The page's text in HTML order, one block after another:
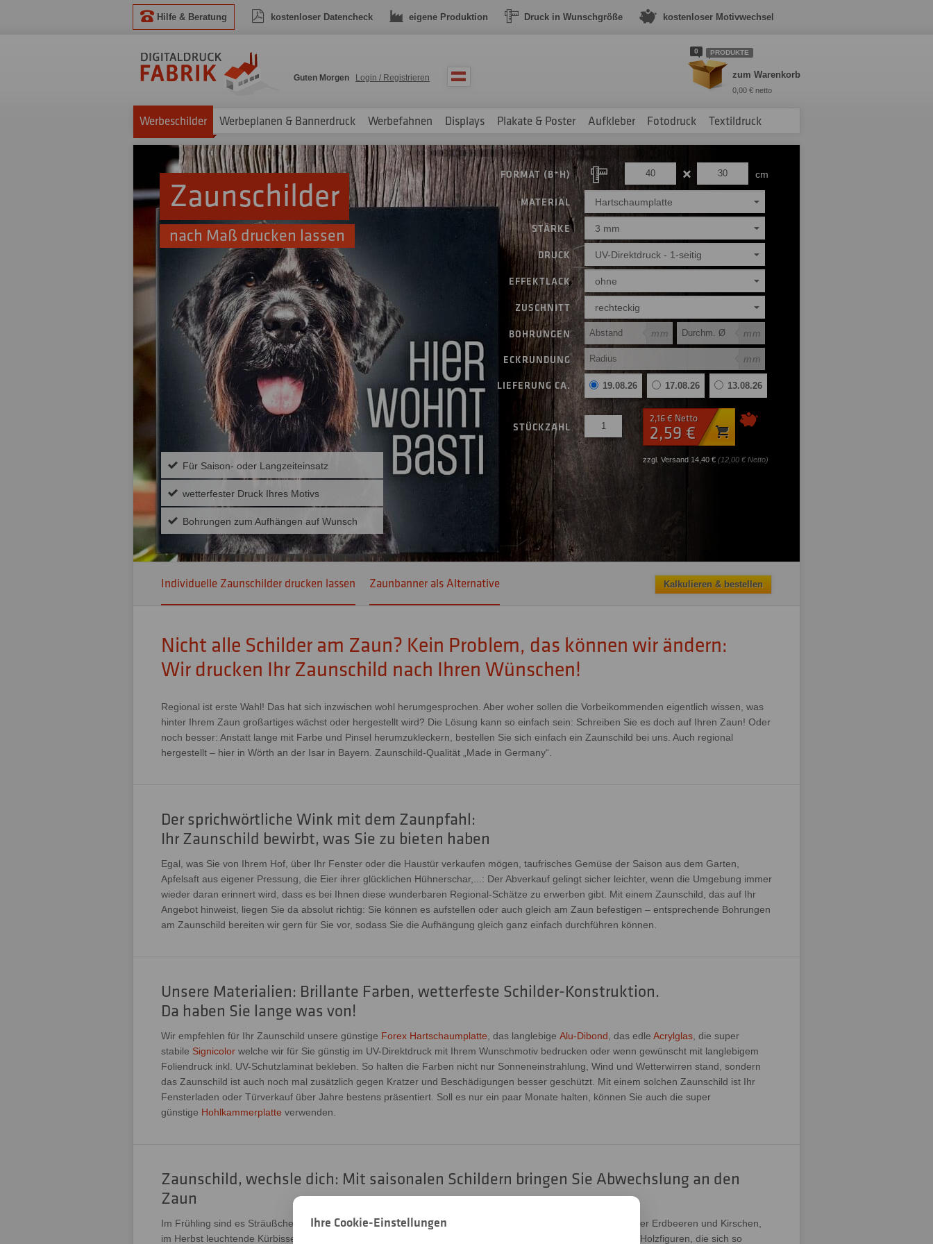
Hilfe & Beratung kostenloser Datencheck eigene Produktion Druck in Wunschgröße kostenloser Motivwechsel
0 PRODUKTE
zum Warenkorb
0,00 € netto
Guten Morgen Login / Registrieren
Werbeschilder Werbeplanen & Bannerdruck Werbefahnen Displays Plakate & Poster Aufkleber Fotodruck Textildruck
Zaunschilder
nach Maß drucken lassen
Für Saison- oder Langzeiteinsatz
wetterfester Druck Ihres Motivs
Bohrungen zum Aufhängen auf Wunsch
FORMAT (B*H) cm
MATERIAL Hartschaumplatte
STÄRKE 3 mm
DRUCK UV-Direktdruck - 1-seitig
EFFEKTLACK ohne
ZUSCHNITT rechteckig
BOHRUNGEN mm mm
ECKRUNDUNG mm
LIEFERUNG CA. 19.08.26 17.08.26 13.08.26
STÜCKZAHL
2,16 € Netto
2,59 €
zzgl. Versand 14,40 € (12,00 € Netto)
Kalkulieren & bestellen
Individuelle Zaunschilder drucken lassen Zaunbanner als Alternative
Nicht alle Schilder am Zaun? Kein Problem, das können wir ändern:
Wir drucken Ihr Zaunschild nach Ihren Wünschen!
Regional ist erste Wahl! Das hat sich inzwischen wohl herumgesprochen. Aber woher sollen die Vorbeikommenden eigentlich wissen, was
hinter Ihrem Zaun großartiges wächst oder hergestellt wird? Die Lösung kann so einfach sein: Schreiben Sie es doch auf Ihren Zaun! Oder
noch besser: Anstatt lange mit Farbe und Pinsel herumzukleckern, bestellen Sie sich einfach ein Zaunschild bei uns. Auch regional
hergestellt – hier in Wörth an der Isar in Bayern. Zaunschild-Qualität „Made in Germany“.
Der sprichwörtliche Wink mit dem Zaunpfahl:
Ihr Zaunschild bewirbt, was Sie zu bieten haben
Egal, was Sie von Ihrem Hof, über Ihr Fenster oder die Haustür verkaufen mögen, taufrisches Gemüse der Saison aus dem Garten,
Apfelsaft aus eigener Pressung, die Eier ihrer glücklichen Hühnerschar,...: Der Abverkauf gelingt sicher leichter, wenn die Umgebung immer
wieder daran erinnert wird, dass es bei Ihnen diese wunderbaren Regional-Schätze zu erwerben gibt. Mit einem Zaunschild, das auf Ihr
Angebot hinweist, liegen Sie da absolut richtig: Sie können es aufstellen oder auch gleich am Zaun befestigen – entsprechende Bohrungen
am Zaunschild bereiten wir gern für Sie vor, sodass Sie die Aufhängung gleich ganz einfach durchführen können.
Unsere Materialien: Brillante Farben, wetterfeste Schilder-Konstruktion.
Da haben Sie lange was von!
Wir empfehlen für Ihr Zaunschild unsere günstige Forex Hartschaumplatte , das langlebige Alu-Dibond , das edle Acrylglas , die super
stabile Signicolor welche wir für Sie günstig im UV-Direktdruck mit Ihrem Wunschmotiv bedrucken oder wenn gewünscht mit langlebigem
Foliendruck inkl. UV-Schutzlaminat bekleben. So halten die Farben nicht nur Sonneneinstrahlung, Wind und Wetterwirren stand, sondern
das Zaunschild ist auch noch mal zusätzlich gegen Kratzer und Beschädigungen besser geschützt. Mit einem solchen Zaunschild ist Ihr
Fensterladen oder Türverkauf über Jahre bestens präsentiert. Soll es nur ein paar Monate halten, können Sie auch die super
günstige Hohlkammerplatte verwenden.
Zaunschild, wechsle dich: Mit saisonalen Schildern bringen Sie Abwechslung an den
Zaun
Im Frühling sind es Sträußchen duftender Maiglöckchen, die Sie über Ihren Gartenzaun verkaufen, im Sommer Erdbeeren und Kirschen,
im Herbst leuchtende Kürbisse und rote Hagebuttenkonfitüre und zum Winter hin die am Kamin geschnitzten Holzfiguren, die sich so
Ihre Cookie-Einstellungen